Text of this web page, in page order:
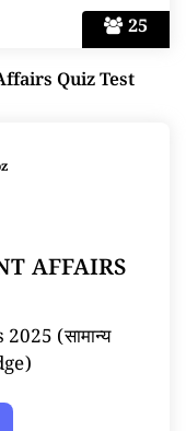
25
Quiz Test
AFFAIRS
(सामान्य